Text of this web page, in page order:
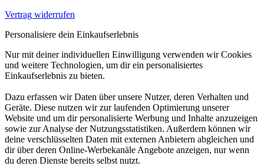
Vertrag widerrufen
Personalisiere dein Einkaufserlebnis
Nur mit deiner individuellen Einwilligung verwenden wir Cookies
und weitere Technologien, um dir ein personalisiertes
Einkaufserlebnis zu bieten.
Dazu erfassen wir Daten über unsere Nutzer, deren Verhalten und
Geräte. Diese nutzen wir zur laufenden Optimierung unserer
Website und um dir personalisierte Werbung und Inhalte anzuzeigen
sowie zur Analyse der Nutzungsstatistiken. Außerdem können wir
deine verschlüsselten Daten mit externen Anbietern abgleichen und
dir über deren Online-Werbekanäle Angebote anzeigen, nur wenn
du deren Dienste bereits selbst nutzt.